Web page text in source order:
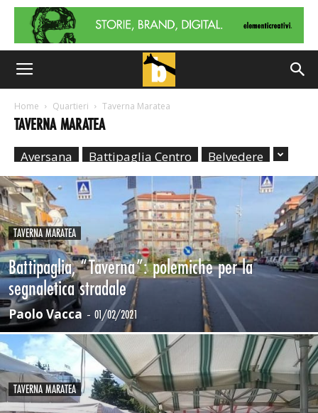
Home Quartieri Taverna Maratea
TAVERNA MARATEA
Aversana Battipaglia Centro Belvedere
TAVERNA MARATEA
Battipaglia, “Taverna”: polemiche per la
segnaletica stradale
Paolo Vacca - 01/02/2021
TAVERNA MARATEA